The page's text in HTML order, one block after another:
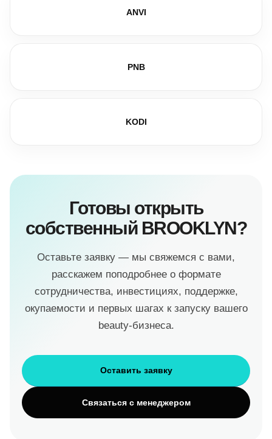
ANVI
PNB
KODI
Готовы открыть
собственный BROOKLYN?
Оставьте заявку — мы свяжемся с вами,
расскажем поподробнее о формате
сотрудничества, инвестициях, поддержке,
окупаемости и первых шагах к запуску вашего
beauty-бизнеса.
Оставить заявку
Связаться с менеджером